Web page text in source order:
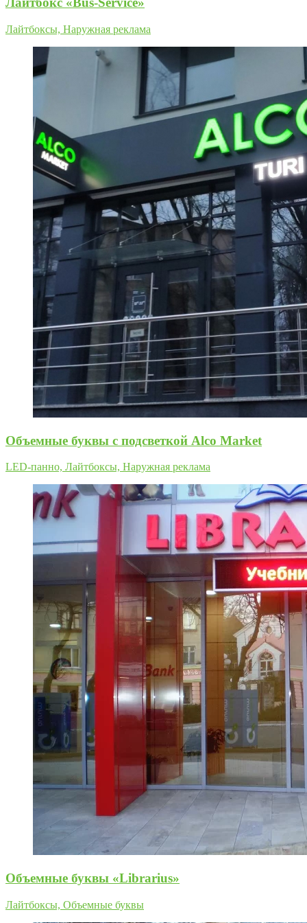
Лайтбоксы, Наружная реклама
Oбъемные буквы с подсветкой Alco Market
LED-панно, Лайтбоксы, Наружная реклама
Объемные буквы «Librarius»
Лайтбоксы, Объемные буквы